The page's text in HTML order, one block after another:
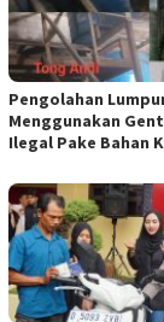
Pengolahan
Menggunakan
Ilegal Pake Bahan
Aparat Penegak
Jangan Sampai